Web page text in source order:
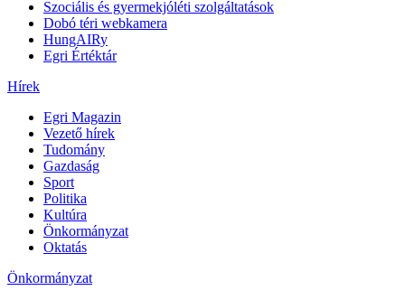
Szociális és gyermekjóléti szolgáltatások
Dobó téri webkamera
HungAIRy
Egri Értéktár
Hírek
Egri Magazin
Vezető hírek
Tudomány
Gazdaság
Sport
Politika
Kultúra
Önkormányzat
Oktatás
Önkormányzat